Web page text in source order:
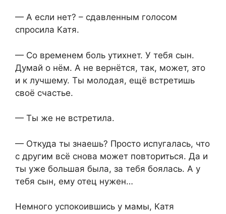
— А если нет? – сдавленным голосом
спросила Катя.
— Со временем боль утихнет. У тебя сын.
Думай о нём. А не вернётся, так, может, это
и к лучшему. Ты молодая, ещё встретишь
своё счастье.
— Ты же не встретила.
— Откуда ты знаешь? Просто испугалась, что
с другим всё снова может повториться. Да и
ты уже большая была, за тебя боялась. А у
тебя сын, ему отец нужен…
Немного успокоившись у мамы, Катя